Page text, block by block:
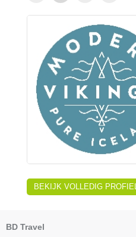
BEKIJK VOLLEDIG
BD Travel